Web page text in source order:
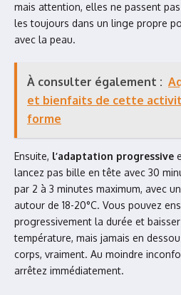
mais attention, elles ne passent
les toujours dans un linge propre
avec la peau.
À consulter également :
et bienfaits de cette
forme
Ensuite, l’adaptation progressive
lancez pas bille en tête avec 30
par 2 à 3 minutes maximum, avec
autour de 18-20°C. Vous pouvez
progressivement la durée et
température, mais jamais en
corps, vraiment. Au moindre
arrêtez immédiatement.